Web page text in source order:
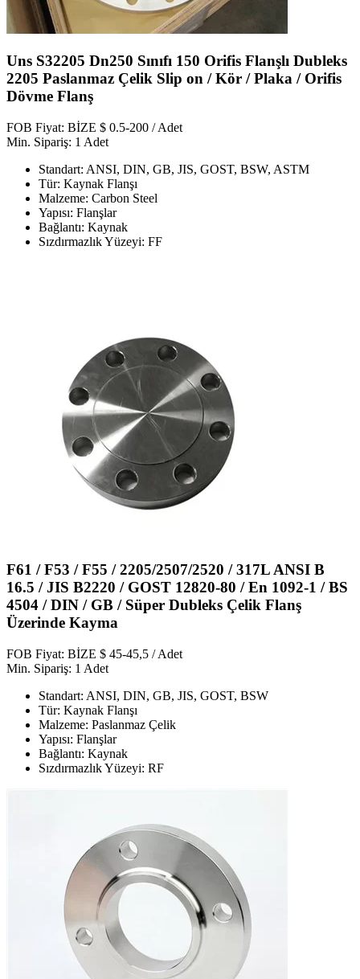
Uns S32205 Dn250 Sınıfı 150 Orifis Flanşlı Dubleks
2205 Paslanmaz Çelik Slip on / Kör / Plaka / Orifis
Dövme Flanş
FOB Fiyat: BİZE $ 0.5-200 / Adet
Min. Sipariş: 1 Adet
Standart: ANSI, DIN, GB, JIS, GOST, BSW, ASTM
Tür: Kaynak Flanşı
Malzeme: Carbon Steel
Yapısı: Flanşlar
Bağlantı: Kaynak
Sızdırmazlık Yüzeyi: FF
F61 / F53 / F55 / 2205/2507/2520 / 317L ANSI B
16.5 / JIS B2220 / GOST 12820-80 / En 1092-1 / BS
4504 / DIN / GB / Süper Dubleks Çelik Flanş
Üzerinde Kayma
FOB Fiyat: BİZE $ 45-45,5 / Adet
Min. Sipariş: 1 Adet
Standart: ANSI, DIN, GB, JIS, GOST, BSW
Tür: Kaynak Flanşı
Malzeme: Paslanmaz Çelik
Yapısı: Flanşlar
Bağlantı: Kaynak
Sızdırmazlık Yüzeyi: RF